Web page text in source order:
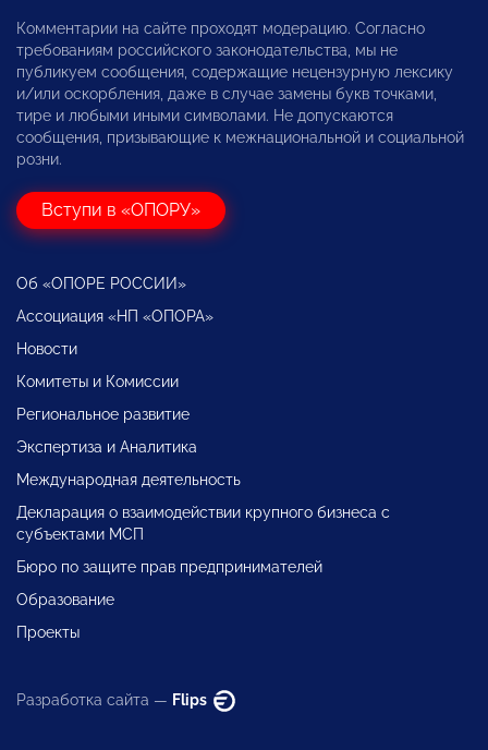
Комментарии на сайте проходят модерацию. Согласно
требованиям российского законодательства, мы не
публикуем сообщения, содержащие нецензурную лексику
и/или оскорбления, даже в случае замены букв точками,
тире и любыми иными символами. Не допускаются
сообщения, призывающие к межнациональной и социальной
розни.
Вступи в «ОПОРУ»
Об «ОПОРЕ РОССИИ»
Ассоциация «НП «ОПОРА»
Новости
Комитеты и Комиссии
Региональное развитие
Экспертиза и Аналитика
Международная деятельность
Декларация о взаимодействии крупного бизнеса с
субъектами МСП
Бюро по защите прав предпринимателей
Образование
Проекты
Разработка сайта — Flips